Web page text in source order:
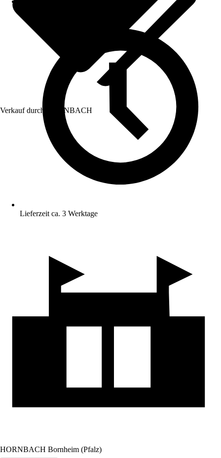
Verkauf durch: HORNBACH
Lieferzeit ca. 3 Werktage
HORNBACH Bornheim (Pfalz)